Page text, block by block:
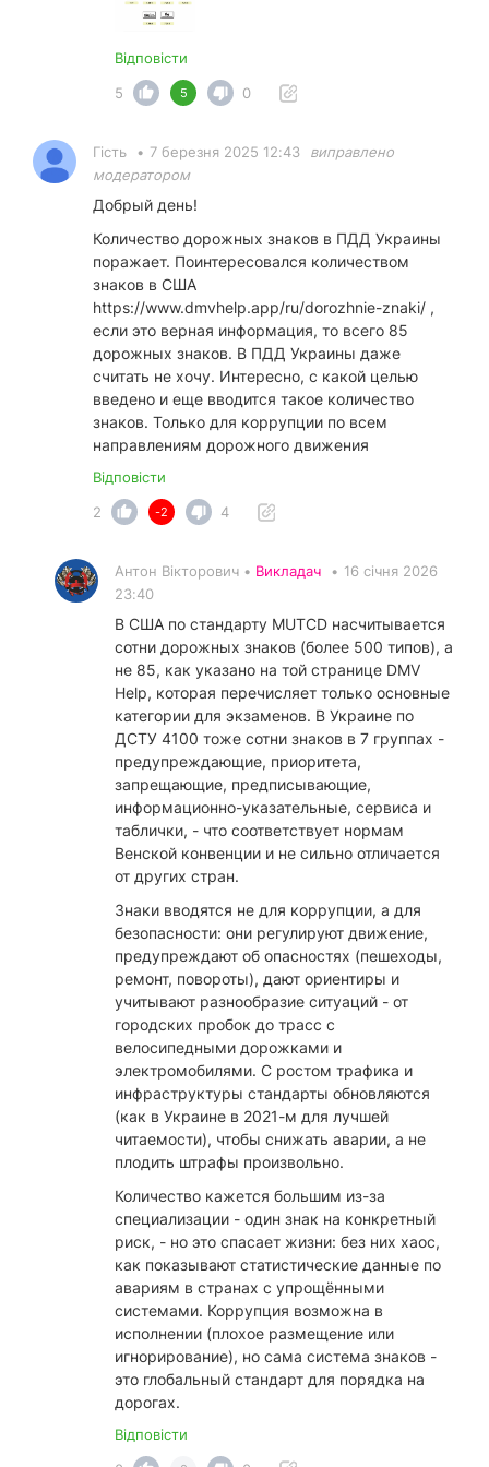
Відповісти
5
5 0
Гість • 7 березня 2025 12:43
виправлено
модератором
Добрый день!
Количество дорожных знаков в ПДД Украины
поражает. Поинтересовался количеством
знаков в США
https://www.dmvhelp.app/ru/dorozhnie-znaki/ ,
если это верная информация, то всего 85
дорожных знаков. В ПДД Украины даже
считать не хочу. Интересно, с какой целью
введено и еще вводится такое количество
знаков. Только для коррупции по всем
направлениям дорожного движения
Відповісти
2
-2 4
Антон Вікторович • Викладач • 16 січня 2026
23:40
В США по стандарту MUTCD насчитывается
сотни дорожных знаков (более 500 типов), а
не 85, как указано на той странице DMV
Help, которая перечисляет только основные
категории для экзаменов. В Украине по
ДСТУ 4100 тоже сотни знаков в 7 группах -
предупреждающие, приоритета,
запрещающие, предписывающие,
информационно-указательные, сервиса и
таблички, - что соответствует нормам
Венской конвенции и не сильно отличается
от других стран.
​Знаки вводятся не для коррупции, а для
безопасности: они регулируют движение,
предупреждают об опасностях (пешеходы,
ремонт, повороты), дают ориентиры и
учитывают разнообразие ситуаций - от
городских пробок до трасс с
велосипедными дорожками и
электромобилями. С ростом трафика и
инфраструктуры стандарты обновляются
(как в Украине в 2021-м для лучшей
читаемости), чтобы снижать аварии, а не
плодить штрафы произвольно.
​Количество кажется большим из-за
специализации - один знак на конкретный
риск, - но это спасает жизни: без них хаос,
как показывают статистические данные по
авариям в странах с упрощёнными
системами. Коррупция возможна в
исполнении (плохое размещение или
игнорирование), но сама система знаков -
это глобальный стандарт для порядка на
дорогах.
Відповісти